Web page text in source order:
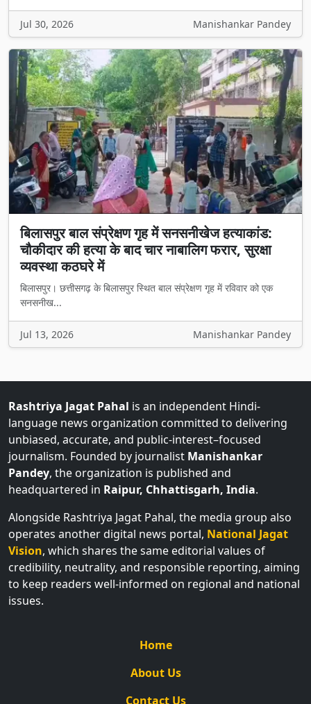
Jul 30, 2026 Manishankar Pandey
बिलासपुर बाल संप्रेक्षण गृह में सनसनीखेज हत्याकांड:
चौकीदार की हत्या के बाद चार नाबालिग फरार, सुरक्षा
व्यवस्था कठघरे में
बिलासपुर। छत्तीसगढ़ के बिलासपुर स्थित बाल संप्रेक्षण गृह में रविवार को एक
सनसनीख...
Jul 13, 2026 Manishankar Pandey
Rashtriya Jagat Pahal is an independent Hindi-
language news organization committed to delivering
unbiased, accurate, and public-interest–focused
journalism. Founded by journalist Manishankar
Pandey, the organization is published and
headquartered in Raipur, Chhattisgarh, India.
Alongside Rashtriya Jagat Pahal, the media group also
operates another digital news portal, National Jagat
Vision, which shares the same editorial values of
credibility, neutrality, and responsible reporting, aiming
to keep readers well-informed on regional and national
issues.
Home
About Us
Contact Us